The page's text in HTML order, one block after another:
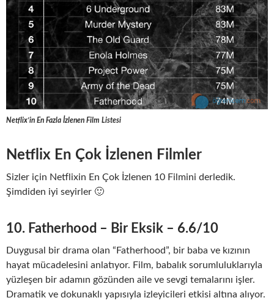
Netflix’in En Fazla İzlenen Film Listesi
Netflix En Çok İzlenen Filmler
Sizler için Netflixin En Çok İzlenen 10 Filmini derledik.
Şimdiden iyi seyirler 🙂
10. Fatherhood – Bir Eksik – 6.6/10
Duygusal bir drama olan “Fatherhood”, bir baba ve kızının
hayat mücadelesini anlatıyor. Film, babalık sorumluluklarıyla
yüzleşen bir adamın gözünden aile ve sevgi temalarını işler.
Dramatik ve dokunaklı yapısıyla izleyicileri etkisi altına alıyor.